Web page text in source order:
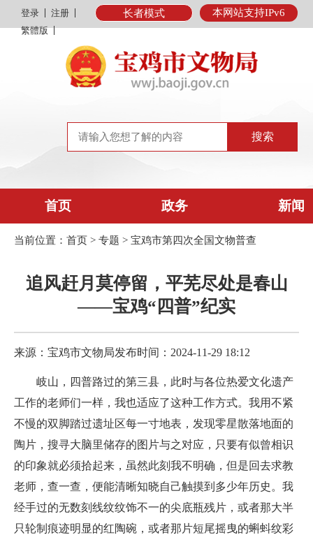
本网站支持IPv6
长者模式
登录
注册
繁體版
首页 政务 新闻
当前位置： 首页 > 专题 > 宝鸡市第四次全国文物普查
追风赶月莫停留，平芜尽处是春山
——宝鸡“四普”纪实
来源：宝鸡市文物局发布时间：2024-11-29 18:12
岐山，四普路过的第三县，此时与各位热爱文化遗产
工作的老师们一样，我也适应了这种工作方式。我用不紧
不慢的双脚踏过遗址区每一寸地表，发现零星散落地面的
陶片，搜寻大脑里储存的图片与之对应，只要有似曾相识
的印象就必须拾起来，虽然此刻我不明确，但是回去求教
老师，查一查，便能清晰知晓自己触摸到多少年历史。我
经手过的无数刻线纹纹饰不一的尖底瓶残片，或者那大半
只轮制痕迹明显的红陶碗，或者那片短尾摇曳的蝌蚪纹彩